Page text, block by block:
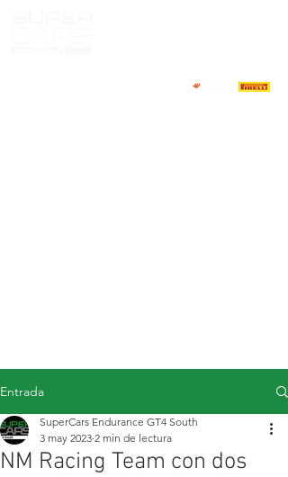
Entrada
NM Racing Team con dos
SuperCars Endurance GT4 South
3 may 2023 2 min de lectura